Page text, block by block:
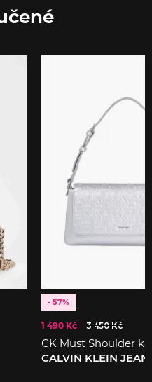
- 57%
1 490 Kč 3 450 Kč
CK Must Shoulder
CALVIN KLEIN